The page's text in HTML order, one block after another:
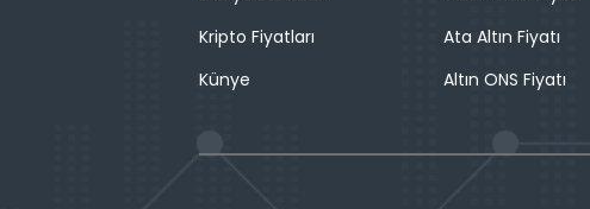
Kripto Fiyatları
Künye
Ata Altın Fiyatı
Altın ONS Fiyatı